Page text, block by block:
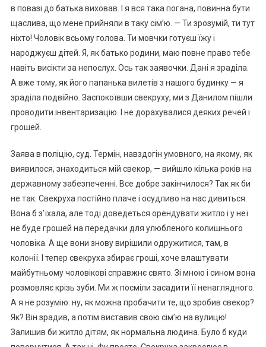
в повазі до батька виховав. І я вся така погана, повинна бути
щаслива, що мене прийняли в таку сім’ю. — Ти зрозумій, ти тут
ніхто! Чоловік всьому голова. Ти мовчки готуєш їжу і
народжуєш дітей. Я, як батько родини, маю повне право тебе
навіть висікти за непослух. Ось так заявочки. Дані я зраділа.
А вже тому, як його папанька вилетів з нашого будинку — я
зраділа подвійно. Заспокоївши свекруху, ми з Данилом пішли
проводити інвентаризацію. І не дорахувалися деяких речей і
грошей.
Заява в поліцію, суд. Термін, навздогін умовного, на якому, як
виявилося, знаходиться мій свекор, — вийшло кілька років на
державному забезпеченні. Все добре закінчилося? Так як би
не так. Свекруха постійно плаче і осудливо на нас дивиться.
Вона б з’їхала, але тоді доведеться орендувати житло і у неї
не буде грошей на передачки для улюбленого колишнього
чоловіка. А ще вони знову вирішили одружитися, там, в
колонії. І тепер свекруха збирає гроші, хоче влаштувати
майбутньому чоловікові справжнє свято. Зі мною і сином вона
розмовляє крізь зуби. Ми ж посміли засадити її ненаглядного.
А я не розумію: ну, як можна пробачити те, що зробив свекор?
Як? Він зрадив, а потім виставив свою сім’ю на вулицю!
Залишив би житло дітям, як нормальна людина. Було б куди